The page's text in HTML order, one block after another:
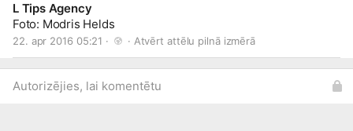
L Tips Agency
Foto: Modris Helds
22. apr 2016 05:21 · · Atvērt attēlu pilnā izmērā
Autorizējies, lai komentētu